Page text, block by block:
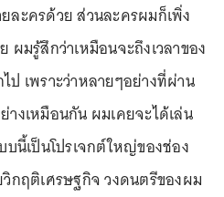
ละครด้วย ส่วนละครผมก็เพิ่ง
มรู้สึกว่าเหมือนจะถึงเวลาของ
เพราะว่าหลายๆอย่างที่ผ่าน
งเหมือนกัน ผมเคยจะได้เล่น
นี้เป็นโปรเจกต์ใหญ่ของช่อง
กฤติเศรษฐกิจ วงดนตรีของผม